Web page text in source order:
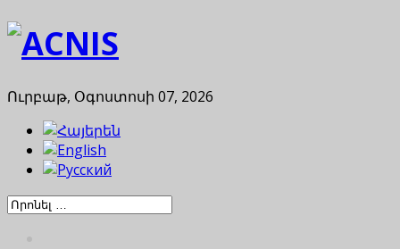
Ուրբաթ, Օգոստոսի 07, 2026